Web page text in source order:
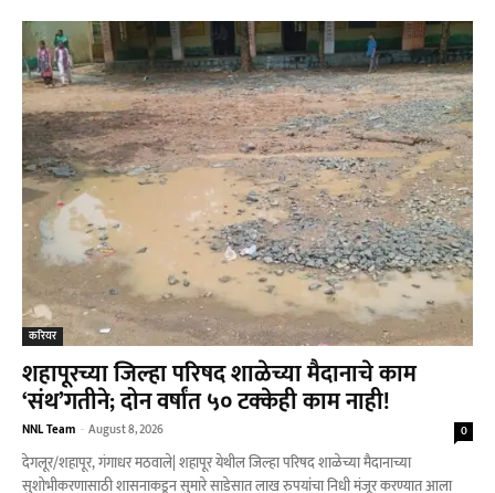
करियर
शहापूरच्या जिल्हा परिषद शाळेच्या मैदानाचे काम
‘संथ’गतीने; दोन वर्षांत ५० टक्केही काम नाही!
NNL Team - August 8, 2026 0
देगलूर/शहापूर, गंगाधर मठवाले| शहापूर येथील जिल्हा परिषद शाळेच्या मैदानाच्या
सुशोभीकरणासाठी शासनाकडून सुमारे साडेसात लाख रुपयांचा निधी मंजूर करण्यात आला